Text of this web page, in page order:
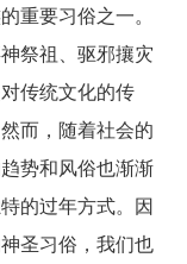
重要习俗之一。
祭祖、驱邪攘灾
传统文化的传
而，随着社会的
势和风俗也渐渐
的过年方式。因
圣习俗，我们也